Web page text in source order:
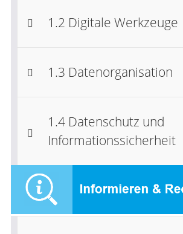
1.2 Digitale Werkzeuge
1.3 Datenorganisation
1.4 Datenschutz und
Informationssicherheit